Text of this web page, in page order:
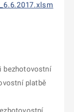
bezhotovostní
platbě